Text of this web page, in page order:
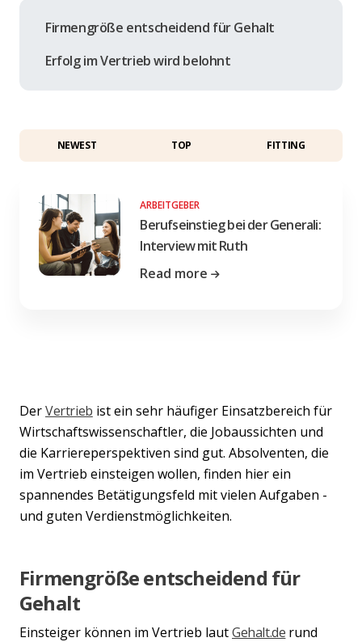
Firmengröße entscheidend für Gehalt
Erfolg im Vertrieb wird belohnt
NEWEST TOP FITTING
ARBEITGEBER
Berufseinstieg bei der Generali:
Interview mit Ruth
Read more
DerVertrieb ist ein sehr häufiger Einsatzbereich für
Wirtschaftswissenschaftler, die Jobaussichten und
die Karriereperspektiven sind gut. Absolventen, die
im Vertrieb einsteigen wollen, finden hier ein
spannendes Betätigungsfeld mit vielen Aufgaben -
und guten Verdienstmöglichkeiten.
Firmengröße entscheidend für
Gehalt
Einsteiger können im Vertrieb lautGehalt.de rund